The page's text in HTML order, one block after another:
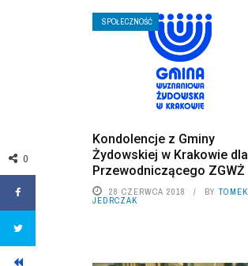
SPOŁECZNOŚĆ
Kondolencje z Gminy
Żydowskiej w Krakowie dla
Przewodniczącego ZGWŻ
28 CZERWCA 2018 BY TOMEK
JEDRCZAK
0